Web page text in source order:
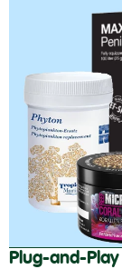
Plug-and-